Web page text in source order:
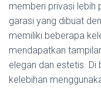
memberi privasi lebih
garasi yang dibuat
memiliki beberapa
mendapatkan
elegan dan estetis.
kelebihan